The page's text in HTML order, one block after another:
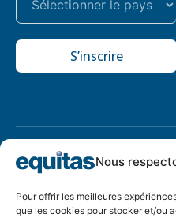
Nous
Pour offrir les meilleures
que les cookies pour stocker et/ou
S’inscrire
Notre politique
de
confidentialité
bienfaisance